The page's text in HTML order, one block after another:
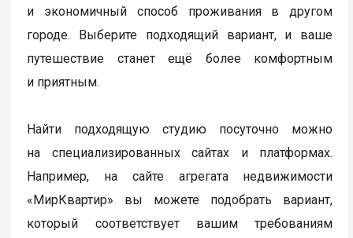
и экономичный способ проживания в другом
городе. Выберите подходящий вариант, и ваше
путешествие станет ещё более комфортным
и приятным.
Найти подходящую студию посуточно можно
на специализированных сайтах и платформах.
Например, на сайте агрегата недвижимости
«МирКвартир» вы можете подобрать вариант,
который соответствует вашим требованиям